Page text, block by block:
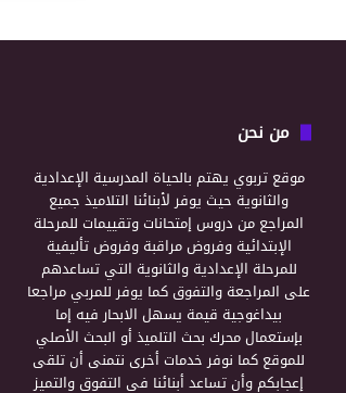
من نحن
موقع تربوي يهتم بالحياة المدرسية الإعدادية
والثانوية حيث يوفر لأبنائنا التلاميذ جميع
المراجع من دروس إمتحانات وتقييمات للمرحلة
الإبتدائية وفروض مراقبة وفروض تأليفية
للمرحلة الإعدادية والثانوية التي تساعدهم
على المراجعة والتفوق كما يوفر للمربي مراجعا
بيداغوجية قيمة يسهل الابحار فيه إما
بإستعمال محرك بحث التلميذ أو البحث الأصلي
للموقع كما نوفر خدمات أخرى نتمنى أن تلقى
إعجابكم وأن تساعد أبنائنا في التفوق والتميز